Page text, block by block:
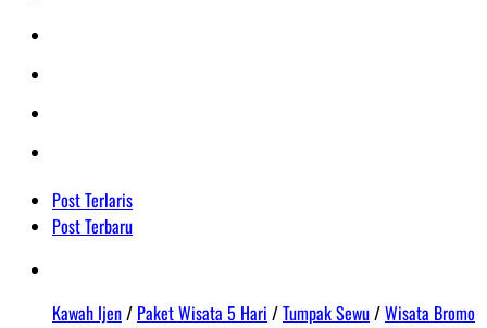
Post Terlaris
Post Terbaru
Kawah Ijen/ Paket Wisata 5 Hari /Tumpak Sewu/Wisata Bromo